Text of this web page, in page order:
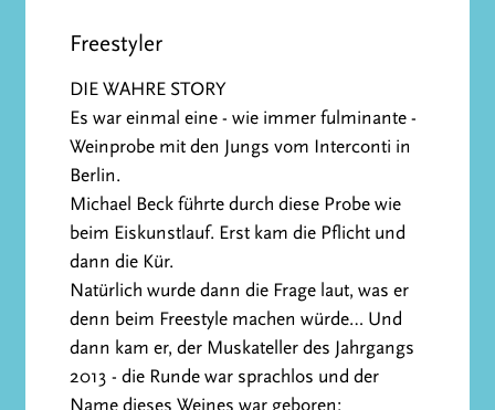
Freestyler
DIE WAHRE STORY
Es war einmal eine - wie immer fulminante -
Weinprobe mit den Jungs vom Interconti in
Berlin.
Michael Beck führte durch diese Probe wie
beim Eiskunstlauf. Erst kam die Pflicht und
dann die Kür.
Natürlich wurde dann die Frage laut, was er
denn beim Freestyle machen würde… Und
dann kam er, der Muskateller des Jahrgangs
2013 - die Runde war sprachlos und der
Name dieses Weines war geboren: